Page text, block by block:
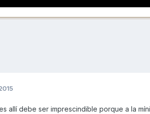
allí debe ser imprescindible porque a la